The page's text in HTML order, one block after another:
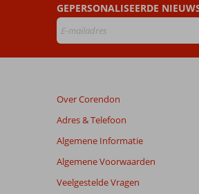
GEPERSONALISEERDE
Over Corendon
Adres & Telefoon
Algemene Informatie
Algemene Voorwaarden
Veelgestelde Vragen